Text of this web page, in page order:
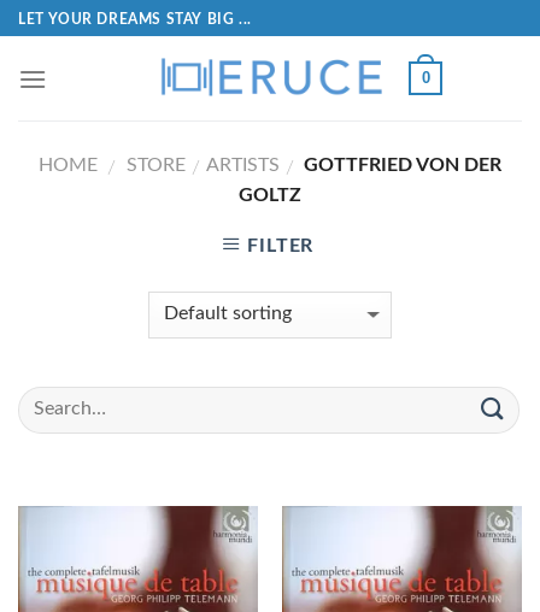
LET YOUR DREAMS STAY BIG ...
0
HOME / STORE / ARTISTS / GOTTFRIED VON DER
GOLTZ
FILTER